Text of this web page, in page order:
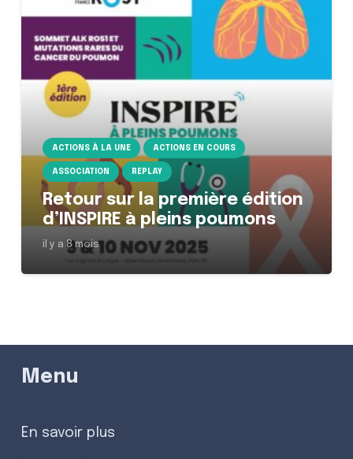
ACTIONS À LA UNE ACTIONS EN COURS
ASSOCIATION REPLAY
Retour sur la première édition
d’INSPIRE à pleins poumons
il y a 8 mois
Menu
En savoir plus